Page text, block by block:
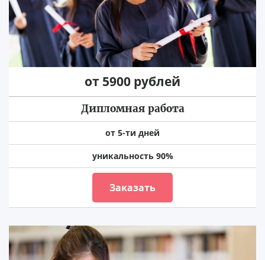
от 5900 рублей
Дипломная работа
от 5-ти дней
уникальность 90%
Заказать